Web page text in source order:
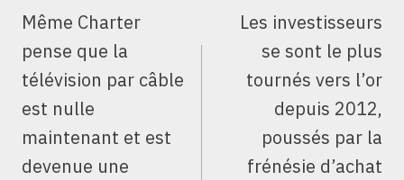
L’ARTICLE
Même Charter
pense que la
télévision par câble
est nulle
maintenant et est
devenue une
Les investisseurs
se sont le plus
tournés vers l’or
depuis 2012,
poussés par la
frénésie d’achat